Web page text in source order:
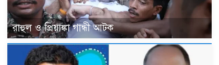
রাহুল ও প্রিয়াঙ্কা গান্ধী আটক